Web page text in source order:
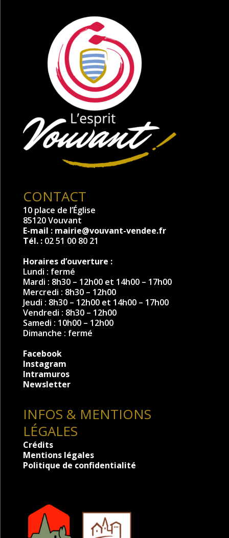
CONTACT
10 place de l’Église
85120 Vouvant
E-mail : mairie@vouvant-vendee.fr
Tél. : 02 51 00 80 21
Horaires d’ouverture :
Lundi : fermé
Mardi : 8h30 – 12h00 et 14h00 – 17h00
Mercredi : 8h30 – 12h00
Jeudi : 8h30 – 12h00 et 14h00 – 17h00
Vendredi : 8h30 – 12h00
Samedi : 10h00 – 12h00
Dimanche : fermé
Facebook
Instagram
Intramuros
Newsletter
INFOS & MENTIONS
LÉGALES
Crédits
Mentions légales
Politique de confidentialité